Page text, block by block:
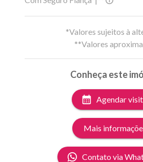
*Valores sujeitos à
**Valores
Conheça este
Agendar
Mais
Contato via